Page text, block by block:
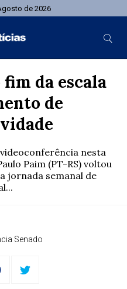
de 2026
fim da escala
de
nesta
Paim (PT-RS) voltou
jornada semanal de
Senado